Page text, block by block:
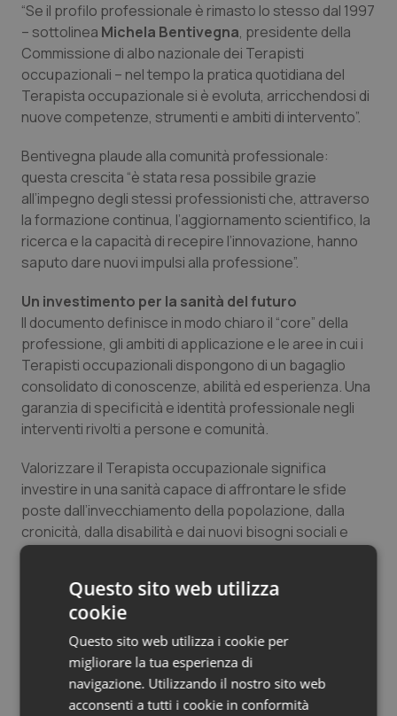
Oncologia & Nutrizione
Psoriasi & pelle
Quotidiano Cardiologia
Quotidiano Chirurgia
Quotidiano Oncologia
Quotidiano Pediatria
Rene & patologie urogenitali
Salute orale & impianti
Sangue & coagulazione
Tiroide
Tumore al seno
Tumore ovarico
Tumori gastrointestinali
Ulcera & Reflusso
Vaccini
“Se il profilo professionale è rimasto lo stesso dal 1997
– sottolinea Michela Bentivegna, presidente della
Commissione di albo nazionale dei Terapisti
occupazionali – nel tempo la pratica quotidiana del
Terapista occupazionale si è evoluta, arricchendosi di
nuove competenze, strumenti e ambiti di intervento”.
Bentivegna plaude alla comunità professionale:
questa crescita “è stata resa possibile grazie
all’impegno degli stessi professionisti che, attraverso
la formazione continua, l’aggiornamento scientifico, la
ricerca e la capacità di recepire l’innovazione, hanno
saputo dare nuovi impulsi alla professione”.
Un investimento per la sanità del futuro
Il documento definisce in modo chiaro il “core” della
professione, gli ambiti di applicazione e le aree in cui i
Terapisti occupazionali dispongono di un bagaglio
consolidato di conoscenze, abilità ed esperienza. Una
garanzia di specificità e identità professionale negli
interventi rivolti a persone e comunità.
Valorizzare il Terapista occupazionale significa
investire in una sanità capace di affrontare le sfide
poste dall’invecchiamento della popolazione, dalla
cronicità, dalla disabilità e dai nuovi bisogni sociali e
assistenziali, attraverso pratiche basate sull’evidenza
“Celebrare la Giornata del Terapista occupazionale –
conclude Bentivegna – rappresenta un
riconoscimento per tutte le professioniste e i
professionisti che contribuiscono a restituire
autonomia alle persone, rendendole partecipi e
Questo sito web utilizza
cookie
Questo sito web utilizza i cookie per
migliorare la tua esperienza di
navigazione. Utilizzando il nostro sito web
acconsenti a tutti i cookie in conformità